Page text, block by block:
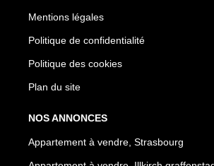
Mentions légales
Politique de confidentialité
Politique des cookies
Plan du site
NOS ANNONCES
Appartement à vendre, Strasbourg